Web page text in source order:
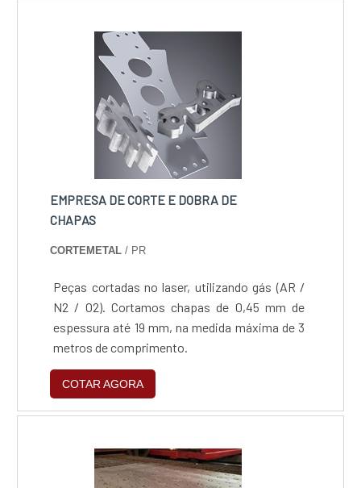
Cortamos até 2,5 mm de espessura / Chapas
de Inox 430 Escovado Cortamos até 2,00 mm
de espessura / Chapas de Alumínio Cortamos
até 5 mm de espessura)
EMPRESA DE CORTE E DOBRA DE
CHAPAS
CORTEMETAL / PR
Peças cortadas no laser, utilizando gás (AR /
N2 / O2). Cortamos chapas de 0,45 mm de
espessura até 19 mm, na medida máxima de 3
metros de comprimento.
COTAR AGORA